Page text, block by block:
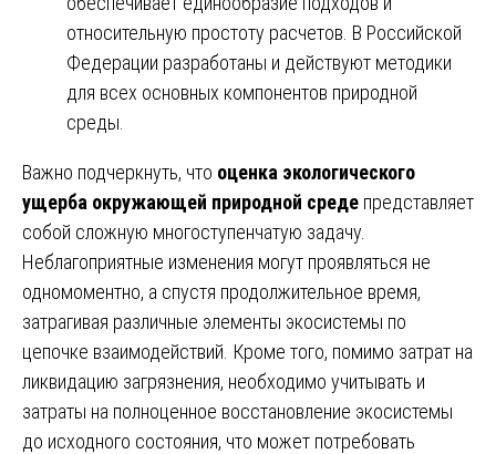
относительную простоту расчетов. В Российской
Федерации разработаны и действуют методики
для всех основных компонентов природной
среды.
Важно подчеркнуть, что оценка экологического
ущерба окружающей природной среде представляет
собой сложную многоступенчатую задачу.
Неблагоприятные изменения могут проявляться не
одномоментно, а спустя продолжительное время,
затрагивая различные элементы экосистемы по
цепочке взаимодействий. Кроме того, помимо затрат на
ликвидацию загрязнения, необходимо учитывать и
затраты на полноценное восстановление экосистемы
до исходного состояния, что может потребовать